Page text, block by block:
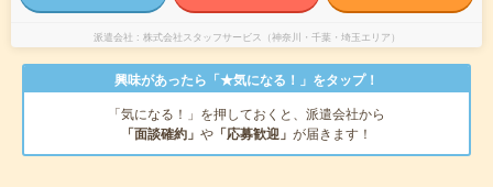
派遣会社 株式会社スタッフサービス（神奈川・千葉・埼玉エリア）
興味があったら「★気になる！」をタップ！
「気になる！」を押しておくと、派遣会社から
「面談確約」 や 「応募歓迎」 が届きます！